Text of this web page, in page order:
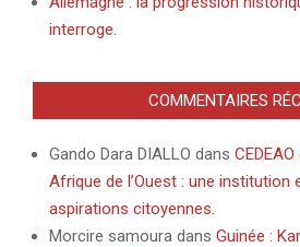
interroge.
COMMENTAIRES
Gando Dara DIALLO dans
Afrique de l’Ouest : une institution
aspirations citoyennes.
Morcire samoura dans Guinée :